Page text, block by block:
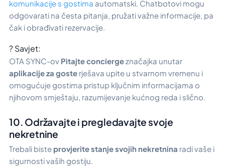
komunikacije s gostima automatski. Chatbotovi mogu
odgovarati na česta pitanja, pružati važne informacije, pa
čak i obrađivati rezervacije.
? Savjet:
OTA SYNC-ov Pitajte conciergeznačajka unutar
aplikacije za goste rješava upite u stvarnom vremenu i
omogućuje gostima pristup ključnim informacijama o
njihovom smještaju, razumijevanje kućnog reda i slično.
10. Održavajte i pregledavajte svoje
nekretnine
Trebali biste provjerite stanje svojih nekretnina radi vaše i
sigurnosti vaših gostiju.